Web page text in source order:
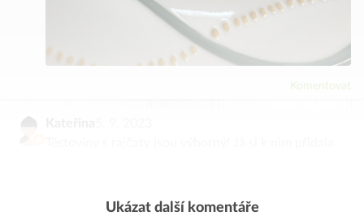
Komentovat
Ukázat další komentáře